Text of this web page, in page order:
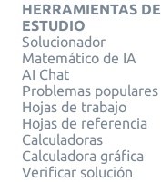
HERRAMIENTAS DE
ESTUDIO
Solucionador
Matemático de IA
AI Chat
Problemas populares
Hojas de trabajo
Hojas de referencia
Calculadoras
Calculadora gráfica
Verificar solución